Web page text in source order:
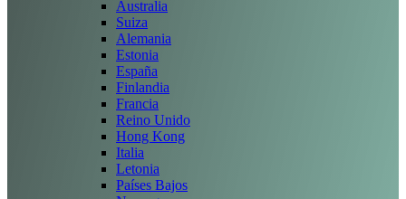
Australia
Suiza
Alemania
Estonia
España
Finlandia
Francia
Reino Unido
Hong Kong
Italia
Letonia
Países Bajos